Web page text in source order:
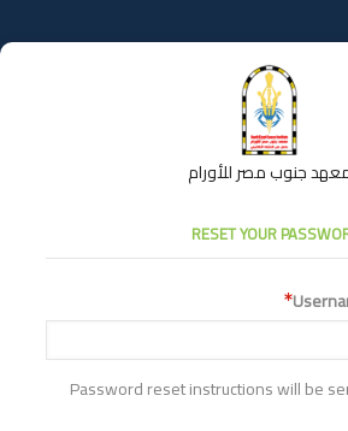
جنوب مصر للأورام
RESET YOUR
Password reset instructions will be